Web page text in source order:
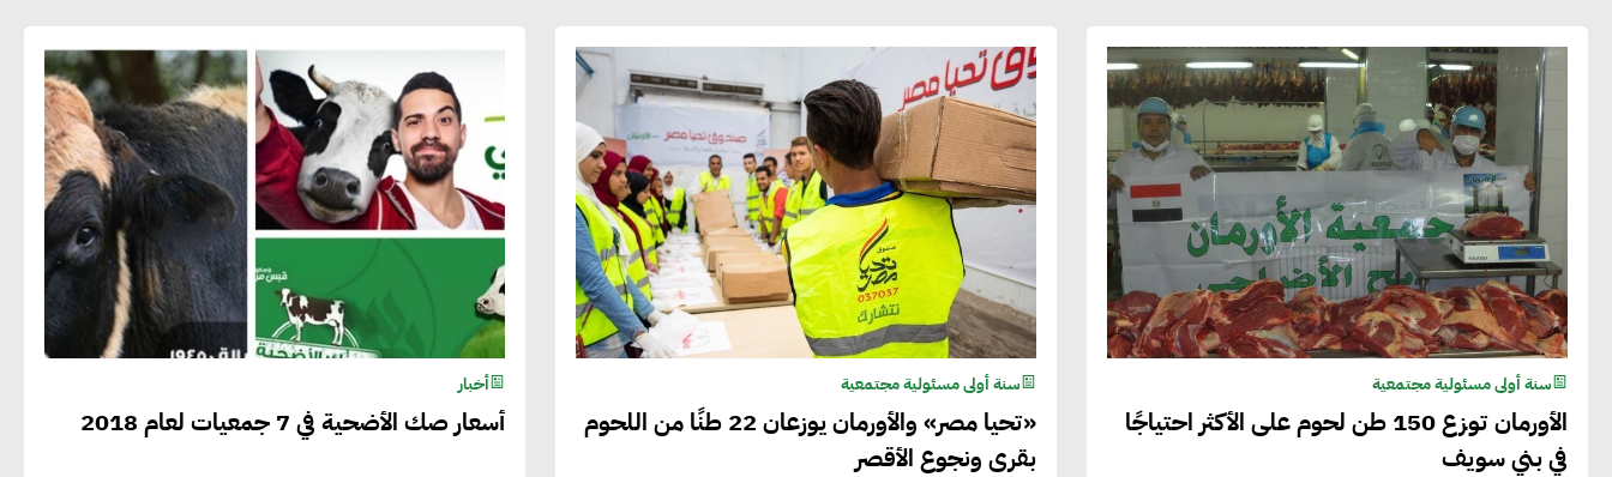
سنة أولى مسئولية مجتمعية
الأورمان توزع 150 طن لحوم على الأكثر احتياجًا
في بني سويف
سنة أولى مسئولية مجتمعية
«تحيا مصر» والأورمان يوزعان 22 طنًا من اللحوم
بقرى ونجوع الأقصر
أخبار
أسعار صك الأضحية في 7 جمعيات لعام 2018